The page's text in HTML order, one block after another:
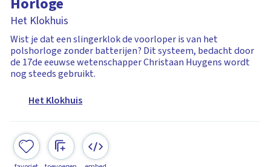
Het Klokhuis
Wist je dat een slingerklok de voorloper is van het
polshorloge zonder batterijen? Dit systeem, bedacht door
de 17de eeuwse wetenschapper Christaan Huygens wordt
nog steeds gebruikt.
Het Klokhuis